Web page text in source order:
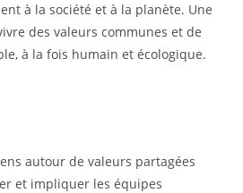
à la société et à la planète. Une
des valeurs communes et de
à la fois humain et écologique.
autour de valeurs partagées
et impliquer les équipes